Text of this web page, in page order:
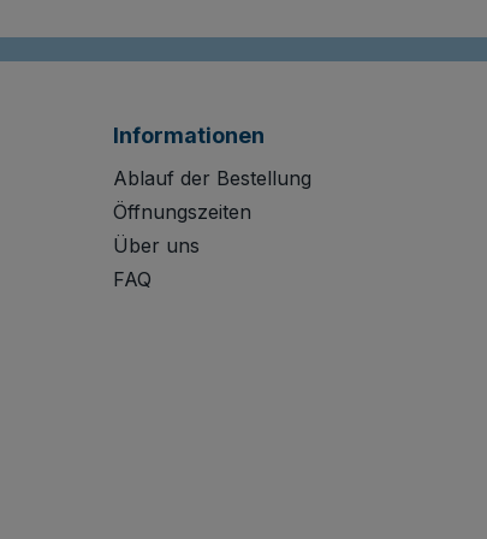
Informationen
Ablauf der Bestellung
Öffnungszeiten
Über uns
FAQ